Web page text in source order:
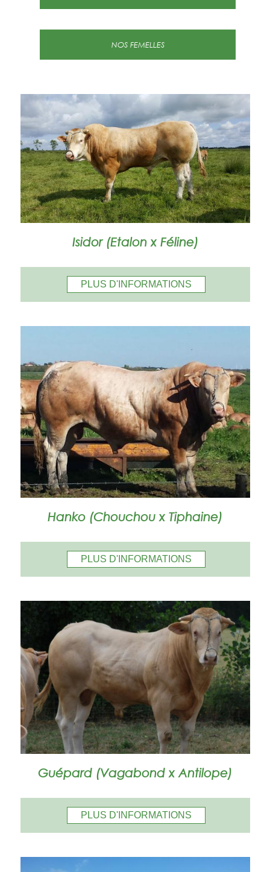
NOS FEMELLES
Isidor (Etalon x Féline)
PLUS D'INFORMATIONS
Hanko (Chouchou x Tiphaine)
PLUS D'INFORMATIONS
Guépard (Vagabond x Antilope)
PLUS D'INFORMATIONS